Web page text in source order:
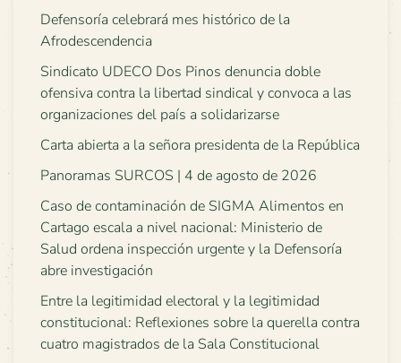
Defensoría celebrará mes histórico de la
Afrodescendencia
Sindicato UDECO Dos Pinos denuncia doble
ofensiva contra la libertad sindical y convoca a las
organizaciones del país a solidarizarse
Carta abierta a la señora presidenta de la República
Panoramas SURCOS | 4 de agosto de 2026
Caso de contaminación de SIGMA Alimentos en
Cartago escala a nivel nacional: Ministerio de
Salud ordena inspección urgente y la Defensoría
abre investigación
Entre la legitimidad electoral y la legitimidad
constitucional: Reflexiones sobre la querella contra
cuatro magistrados de la Sala Constitucional